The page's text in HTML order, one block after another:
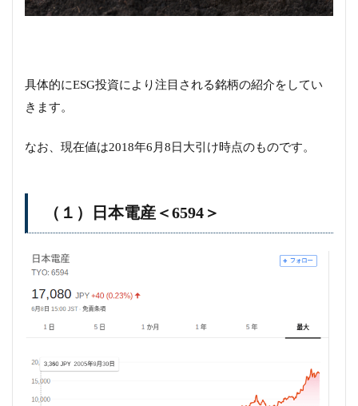
具体的にESG投資により注目される銘柄の紹介をしてい
きます。
なお、現在値は2018年6月8日大引け時点のものです。
（１）日本電産＜6594＞